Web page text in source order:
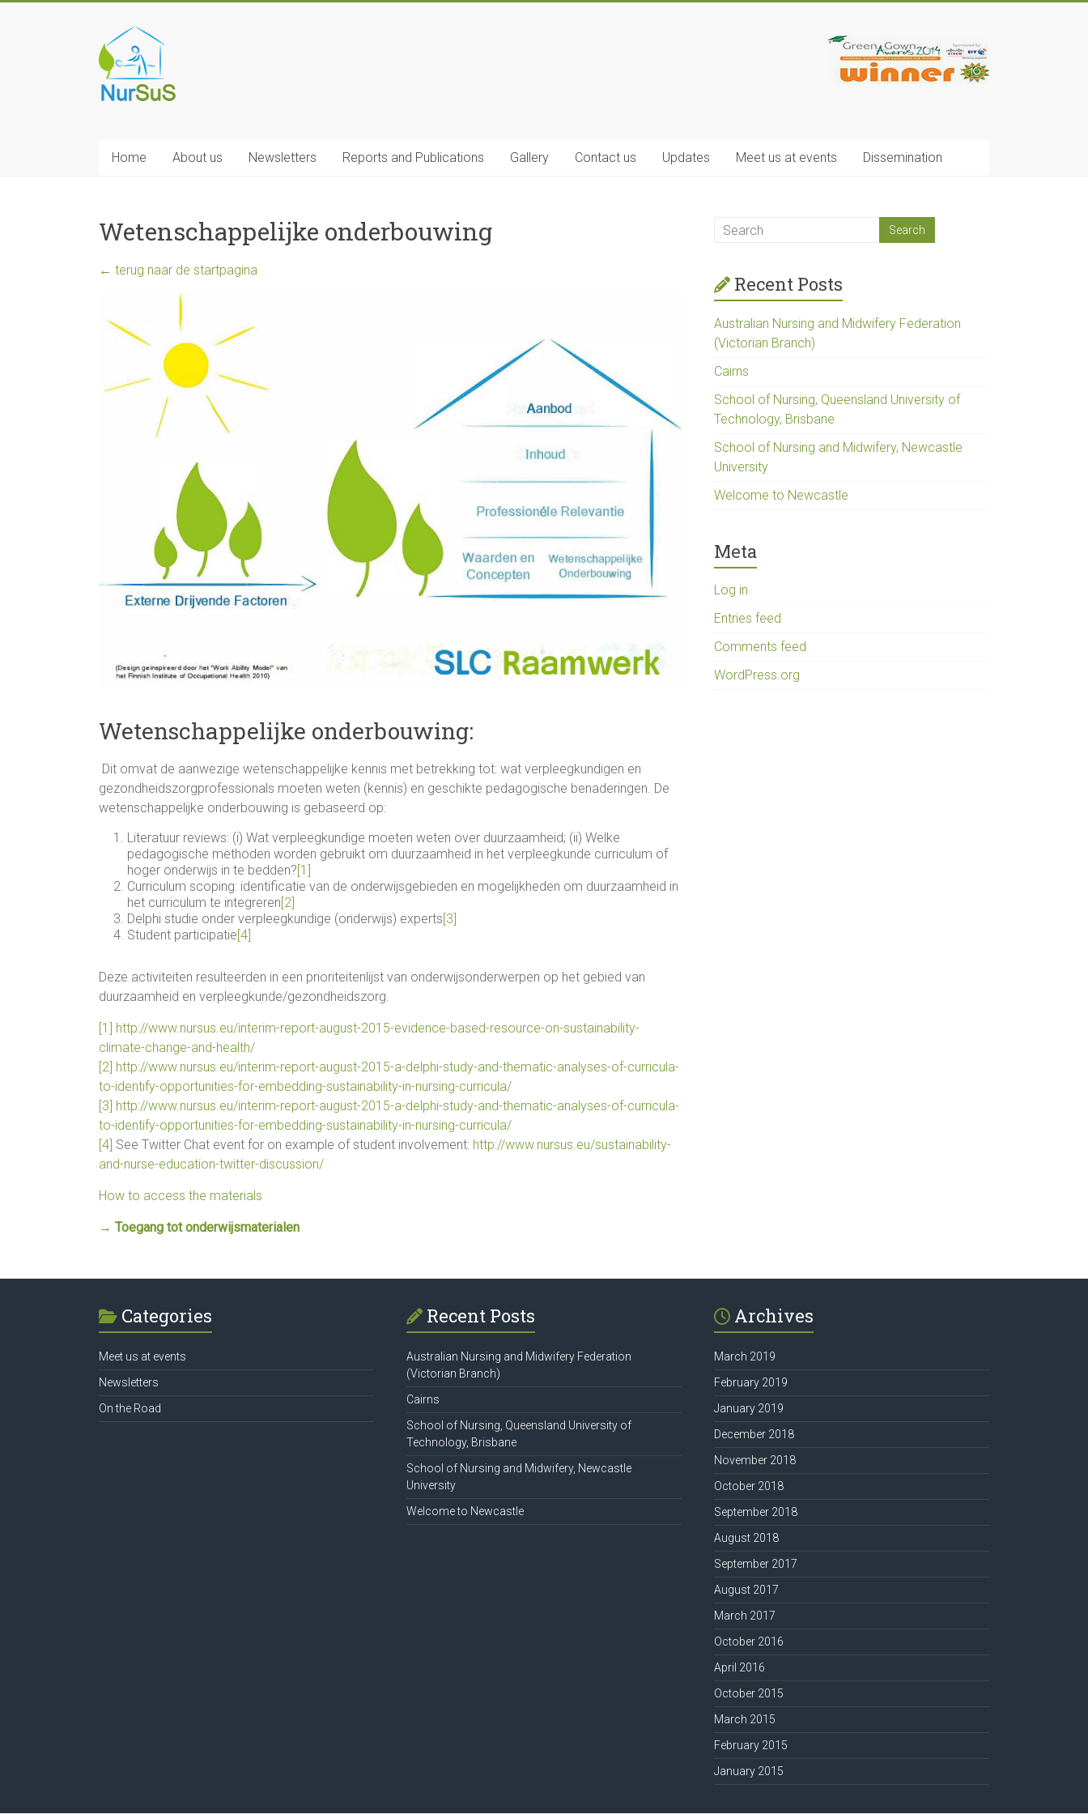
NurSus
Home About us Newsletters Reports and Publications Gallery Contact us Updates Meet us at events Dissemination
Wetenschappelijke onderbouwing
← terug naar de startpagina
Wetenschappelijke onderbouwing:
Dit omvat de aanwezige wetenschappelijke kennis met betrekking tot: wat verpleegkundigen en
gezondheidszorgprofessionals moeten weten (kennis) en geschikte pedagogische benaderingen. De
wetenschappelijke onderbouwing is gebaseerd op:
Literatuur reviews: (i) Wat verpleegkundige moeten weten over duurzaamheid; (ii) Welke
pedagogische methoden worden gebruikt om duurzaamheid in het verpleegkunde curriculum of
hoger onderwijs in te bedden? [1]
Curriculum scoping: identificatie van de onderwijsgebieden en mogelijkheden om duurzaamheid in
het curriculum te integreren [2]
Delphi studie onder verpleegkundige (onderwijs) experts [3]
Student participatie [4]
Deze activiteiten resulteerden in een prioriteitenlijst van onderwijsonderwerpen op het gebied van
duurzaamheid en verpleegkunde/gezondheidszorg.
[1]
http://www.nursus.eu/interim-report-august-2015-evidence-based-resource-on-sustainability-
climate-change-and-health/
[2] http://www.nursus.eu/interim-report-august-2015-a-delphi-study-and-thematic-analyses-of-curricula-
to-identify-opportunities-for-embedding-sustainability-in-nursing-curricula/
[3] http://www.nursus.eu/interim-report-august-2015-a-delphi-study-and-thematic-analyses-of-curricula-
to-identify-opportunities-for-embedding-sustainability-in-nursing-curricula/
[4] See Twitter Chat event for on example of student involvement: http://www.nursus.eu/sustainability-
and-nurse-education-twitter-discussion/
How to access the materials
→ Toegang tot onderwijsmaterialen
Recent Posts
Australian Nursing and Midwifery Federation
(Victorian Branch)
Cairns
School of Nursing, Queensland University of
Technology, Brisbane
School of Nursing and Midwifery, Newcastle
University
Welcome to Newcastle
Meta
Log in
Entries feed
Comments feed
WordPress.org
Categories
Meet us at events
Newsletters
On the Road
Recent Posts
Australian Nursing and Midwifery Federation
(Victorian Branch)
Cairns
School of Nursing, Queensland University of
Technology, Brisbane
School of Nursing and Midwifery, Newcastle
University
Welcome to Newcastle
Archives
March 2019
February 2019
January 2019
December 2018
November 2018
October 2018
September 2018
August 2018
September 2017
August 2017
March 2017
October 2016
April 2016
October 2015
March 2015
February 2015
January 2015